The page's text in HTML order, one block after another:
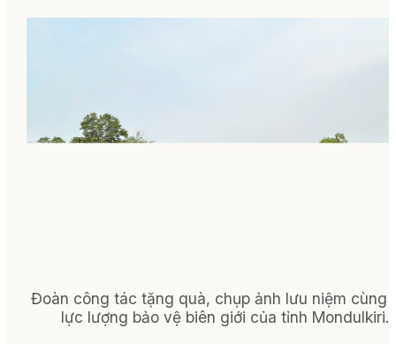
Đoàn công tác tặng quà, chụp ảnh lưu niệm cùng
lực lượng bảo vệ biên giới của tỉnh Mondulkiri.